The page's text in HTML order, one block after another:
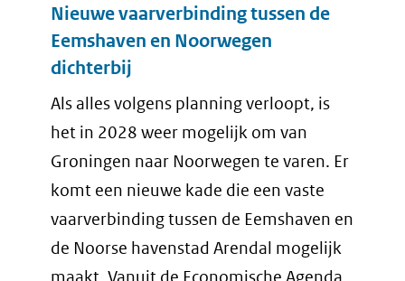
Nieuwe vaarverbinding tussen de
Eemshaven en Noorwegen
dichterbij
Als alles volgens planning verloopt, is
het in 2028 weer mogelijk om van
Groningen naar Noorwegen te varen. Er
komt een nieuwe kade die een vaste
vaarverbinding tussen de Eemshaven en
de Noorse havenstad Arendal mogelijk